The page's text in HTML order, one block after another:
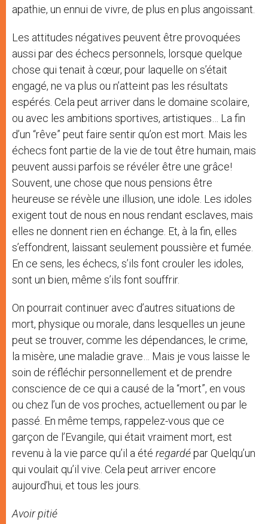
apathie, un ennui de vivre, de plus en plus angoissant.
Les attitudes négatives peuvent être provoquées
aussi par des échecs personnels, lorsque quelque
chose qui tenait à cœur, pour laquelle on s’était
engagé, ne va plus ou n’atteint pas les résultats
espérés. Cela peut arriver dans le domaine scolaire,
ou avec les ambitions sportives, artistiques… La fin
d’un “rêve” peut faire sentir qu’on est mort. Mais les
échecs font partie de la vie de tout être humain, mais
peuvent aussi parfois se révéler être une grâce!
Souvent, une chose que nous pensions être
heureuse se révèle une illusion, une idole. Les idoles
exigent tout de nous en nous rendant esclaves, mais
elles ne donnent rien en échange. Et, à la fin, elles
s’effondrent, laissant seulement poussière et fumée.
En ce sens, les échecs, s’ils font crouler les idoles,
sont un bien, même s’ils font souffrir.
On pourrait continuer avec d’autres situations de
mort, physique ou morale, dans lesquelles un jeune
peut se trouver, comme les dépendances, le crime,
la misère, une maladie grave… Mais je vous laisse le
soin de réfléchir personnellement et de prendre
conscience de ce qui a causé de la “mort”, en vous
ou chez l’un de vos proches, actuellement ou par le
passé. En même temps, rappelez-vous que ce
garçon de l’Evangile, qui était vraiment mort, est
revenu à la vie parce qu’il a été regardépar Quelqu’un
qui voulait qu’il vive. Cela peut arriver encore
aujourd’hui, et tous les jours.
Avoir pitié